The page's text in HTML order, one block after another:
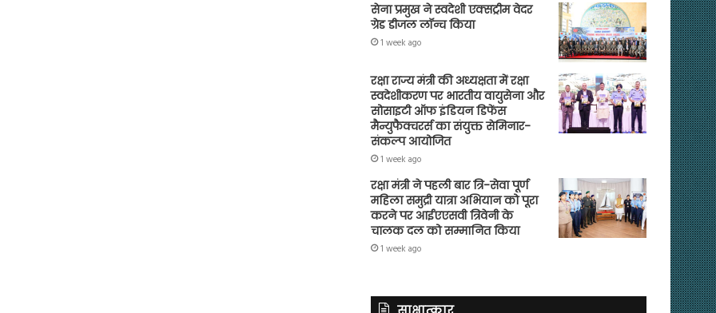
सेना प्रमुख ने स्वदेशी एक्सट्रीम वेदर
ग्रेड डीजल लॉन्च किया
1 week ago
रक्षा राज्य मंत्री की अध्यक्षता में रक्षा
स्वदेशीकरण पर भारतीय वायुसेना और
सोसाइटी ऑफ इंडियन डिफेंस
मैन्युफैक्चरर्स का संयुक्त सेमिनार-
संकल्प आयोजित
1 week ago
रक्षा मंत्री ने पहली बार त्रि-सेवा पूर्ण
महिला समुद्री यात्रा अभियान को पूरा
करने पर आईएएसवी त्रिवेनी के
चालक दल को सम्मानित किया
1 week ago